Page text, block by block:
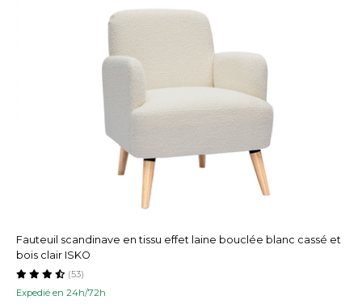
Fauteuil scandinave en tissu effet laine bouclée blanc cassé et
bois clair ISKO
Expedié en 24h/72h
(53)